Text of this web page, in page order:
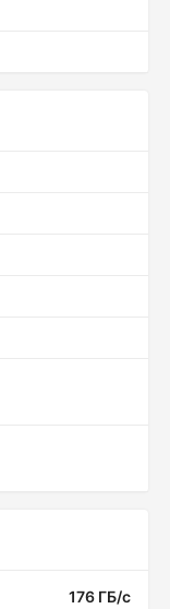
176 ГБ/с